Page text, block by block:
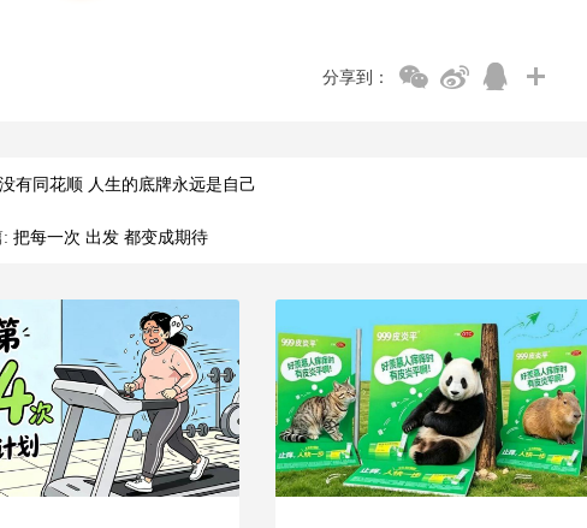
分享到：
有同花顺 人生的底牌永远是自己
把每一次 出发 都变成期待